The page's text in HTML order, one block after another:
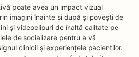
poate avea un impact vizual
imagini înainte și după și povești de
și videoclipuri de înaltă calitate pe
de socializare pentru a vă
clinicii și experiențele pacienților.